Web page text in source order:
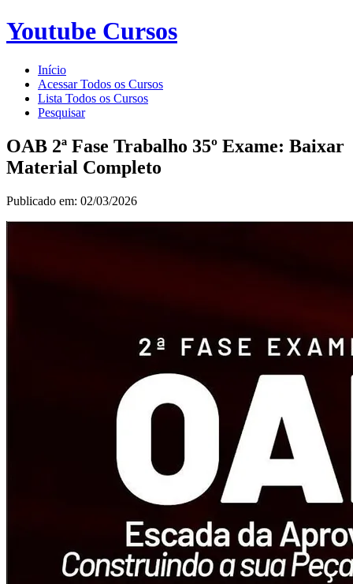
Youtube Cursos
Início
Acessar Todos os Cursos
Lista Todos os Cursos
Pesquisar
OAB 2ª Fase Trabalho 35º Exame: Baixar
Material Completo
Publicado em: 02/03/2026